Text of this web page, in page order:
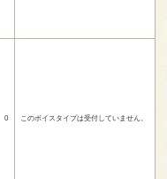
0 このボイスタイプは受付していません。